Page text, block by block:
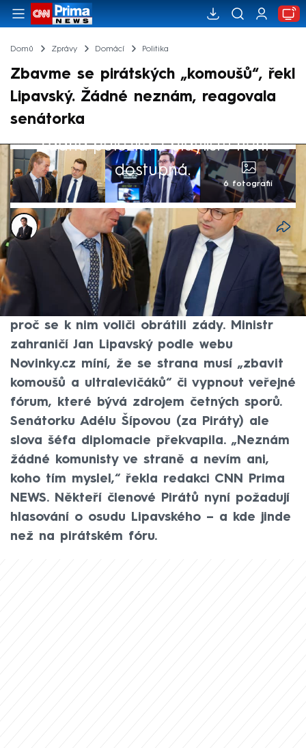
Domů Zprávy Domácí Politika
Zbavme se pirátských „komoušů“, řekl
Lipavský. Žádné neznám, reagovala
senátorka
Žádná položka z playlistu není
dostupná.
6 fotografií
Viet Tran
23. zář 2024, 15:33
Uvnitř České pirátské strany to vře. Členská
základna po dalších prohraných volbách a
rezignaci předsedy Ivana Bartoše zkoumá,
proč se k nim voliči obrátili zády. Ministr
zahraničí Jan Lipavský podle webu
Novinky.cz míní, že se strana musí „zbavit
komoušů a ultralevičáků“ či vypnout veřejné
fórum, které bývá zdrojem četných sporů.
Senátorku Adélu Šípovou (za Piráty) ale
slova šéfa diplomacie překvapila. „Neznám
žádné komunisty ve straně a nevím ani,
koho tím myslel,“ řekla redakci CNN Prima
NEWS. Někteří členové Pirátů nyní požadují
hlasování o osudu Lipavského – a kde jinde
než na pirátském fóru.